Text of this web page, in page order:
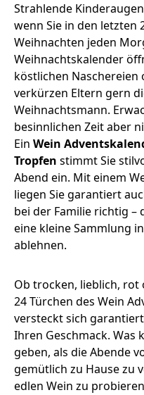
Strahlende
wenn Sie in den letzten
Weihnachten jeden
Weihnachtskalender
köstlichen Naschereien
verkürzen Eltern gern
Weihnachtsmann.
besinnlichen Zeit aber
Ein Wein
Tropfen stimmt Sie
Abend ein. Mit einem
liegen Sie garantiert
bei der Familie richtig –
eine kleine Sammlung
ablehnen.
Ob trocken, lieblich, rot
24 Türchen des Wein
versteckt sich
Ihren Geschmack. Was
geben, als die Abende
gemütlich zu Hause zu
edlen Wein zu